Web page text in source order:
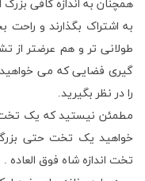
همچنان به اندازه کافی
به اشتراک بگذارند و
طولانی تر و هم عرضتر از
گیری فضایی که می خواهید
را در نظر بگیرید.
مطمئن نیستید که یک تخت
خواهید یک تخت حتی
تخت اندازه شاه فوق العاده .